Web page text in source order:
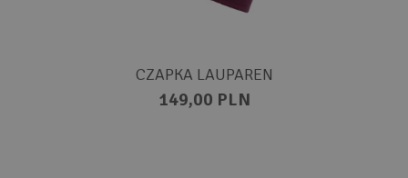
CZAPKA LAUPAREN
149,00 PLN